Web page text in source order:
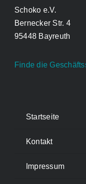
Schoko e.V.
Bernecker Str. 4
95448 Bayreuth
Finde die
Startseite
Kontakt
Impressum